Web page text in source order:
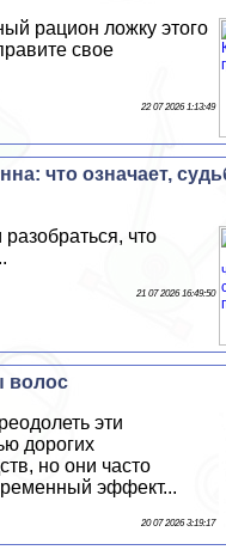
рацион ложку этого
свое
22 07 2026 1:13:49
что означает,
что
21 07 2026 16:49:50
волос
эти
дорогих
но они часто
эффект...
20 07 2026 3:19:17